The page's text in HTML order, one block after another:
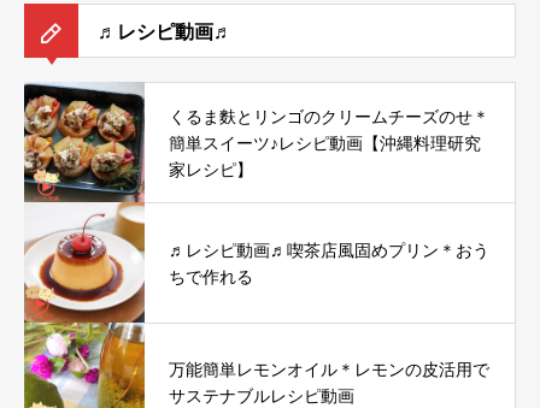
♬レシピ動画♬
くるま麩とリンゴのクリームチーズのせ＊
簡単スイーツ♪レシピ動画【沖縄料理研究
家レシピ】
♬レシピ動画♬喫茶店風固めプリン＊おう
ちで作れる
万能簡単レモンオイル＊レモンの皮活用で
サステナブルレシピ動画